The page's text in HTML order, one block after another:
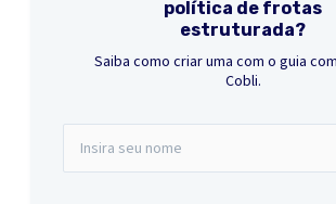
política de frotas
estruturada?
Saiba como criar uma com o guia
Cobli.